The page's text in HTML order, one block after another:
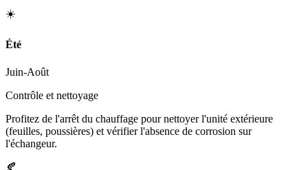
☀️
Été
Juin-Août
Contrôle et nettoyage
Profitez de l'arrêt du chauffage pour nettoyer l'unité extérieure
(feuilles, poussières) et vérifier l'absence de corrosion sur
l'échangeur.
🍂